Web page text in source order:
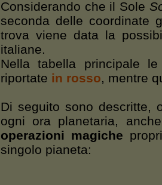
Considerando che il Sole
seconda delle coordinate
trova viene data la
italiane.
Nella tabella principale
riportate in rosso, mentre
Di seguito sono descritte,
ogni ora planetaria,
operazioni magiche
singolo pianeta: